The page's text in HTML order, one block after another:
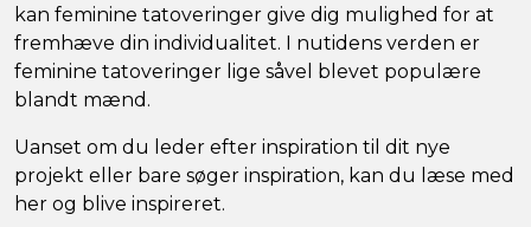
kan feminine tatoveringer give dig mulighed for at
fremhæve din individualitet. I nutidens verden er
feminine tatoveringer lige såvel blevet populære
blandt mænd.
Uanset om du leder efter inspiration til dit nye
projekt eller bare søger inspiration, kan du læse med
her og blive inspireret.